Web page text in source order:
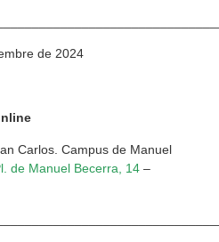
de 2024
Carlos. Campus de Manuel
de Manuel Becerra, 14 –